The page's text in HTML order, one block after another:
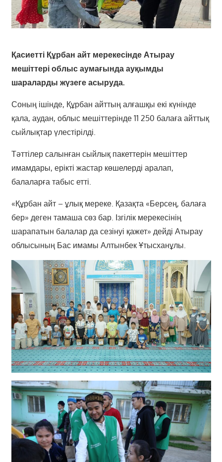
Қасиетті Құрбан айт мерекесінде Атырау
мешіттері облыс аумағында ауқымды
шараларды жүзеге асыруда.
Соның ішінде, Құрбан айттың алғашқы екі күнінде
қала, аудан, облыс мешіттерінде 11 250 балаға айттық
сыйлықтар үлестірілді.
Тәттілер салынған сыйлық пакеттерін мешіттер
имамдары, ерікті жастар көшелерді аралап,
балаларға табыс етті.
«Құрбан айт – ұлық мереке. Қазақта «Берсең, балаға
бер» деген тамаша сөз бар. Ізгілік мерекесінің
шарапатын балалар да сезінуі қажет» дейді Атырау
облысының Бас имамы Алтынбек Ұтысханұлы.